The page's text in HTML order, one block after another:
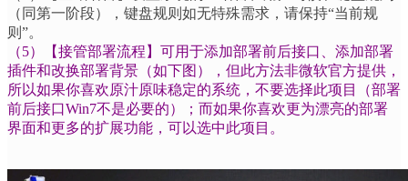
（同第一阶段），键盘规则如无特殊需求，请保持“当前规
则 ”。
（5）【接管部署流程】可用于添加部署前后接口、添加部署
插件和改换部署背景（如下图），但此方法非微软官方提供，
所以如果你喜欢原汁原味稳定的系统，不要选择此项目（部署
前后接口Win7不是必要的）；而如果你喜欢更为漂亮的部署
界面和更多的扩展功能，可以选中此项目。